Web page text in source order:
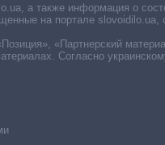
а также информация о
на портале slovoidilo.ua,
«Партнерский
Согласно